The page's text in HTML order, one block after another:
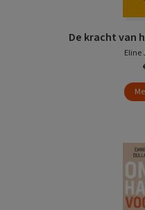
De kracht van
Eline